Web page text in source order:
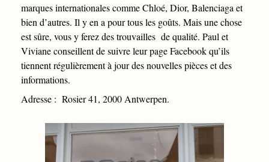
marques internationales comme Chloé, Dior, Balenciaga et
bien d’autres. Il y en a pour tous les goûts. Mais une chose
est sûre, vous y ferez des trouvailles de qualité. Paul et
Viviane conseillent de suivre leur page Facebook qu’ils
tiennent régulièrement à jour des nouvelles pièces et des
informations.
Adresse : Rosier 41, 2000 Antwerpen.